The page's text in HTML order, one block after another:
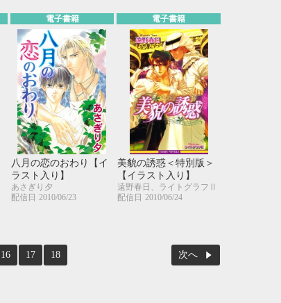
電子書籍
八月の恋のおわり【イ
ラスト入り】
あさぎり夕
配信日 2010/06/23
電子書籍
美貌の誘惑＜特別版＞
【イラスト入り】
遠野春日、ライトグラフⅡ
配信日 2010/06/24
16 17 18 次へ